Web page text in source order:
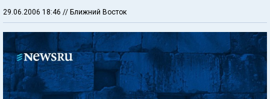
29.06.2006 18:46 // Ближний Восток